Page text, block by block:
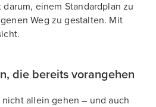
einem Standardplan zu
Weg zu gestalten. Mit
die bereits vorangehen
allein gehen – und auch